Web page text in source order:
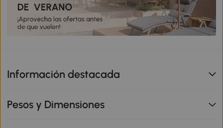
Información destacada
Pesos y Dimensiones